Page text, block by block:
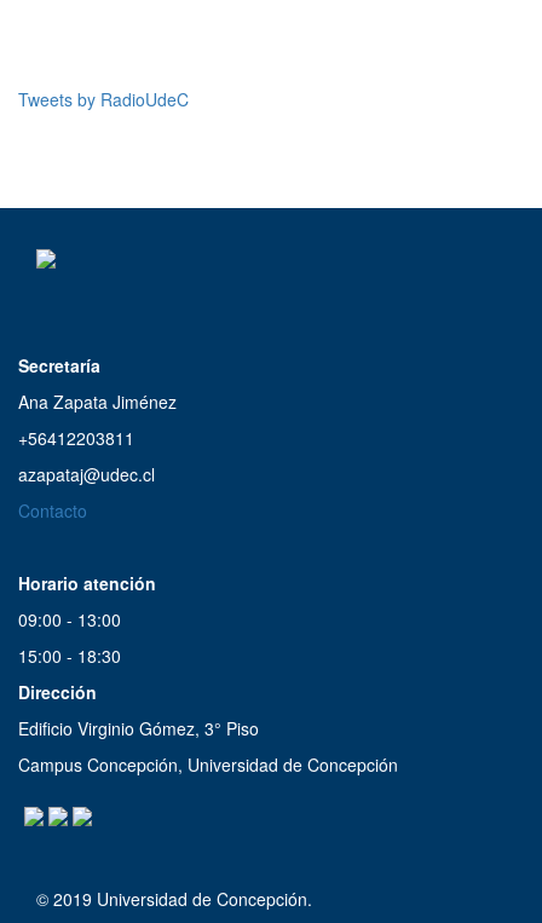
16:00 a 17:00
Grandes Músicos de Jazz
19:00 a 20:00
Tweets by RadioUdeC
Secretaría
Ana Zapata Jiménez
+56412203811
azapataj@udec.cl
Contacto
Horario atención
09:00 - 13:00
15:00 - 18:30
Dirección
Edificio Virginio Gómez, 3° Piso
Campus Concepción, Universidad de Concepción
© 2019 Universidad de Concepción.